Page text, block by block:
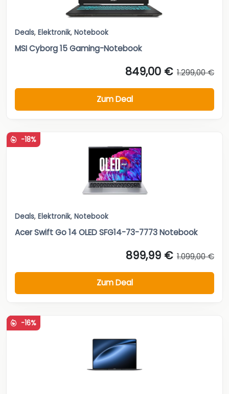
Deals, Elektronik, Notebook
MSI Cyborg 15 Gaming-Notebook
849,00 € 1.299,00 €
Zum Deal
-18%
Deals, Elektronik, Notebook
Acer Swift Go 14 OLED SFG14-73-7773 Notebook
899,99 € 1.099,00 €
Zum Deal
-16%